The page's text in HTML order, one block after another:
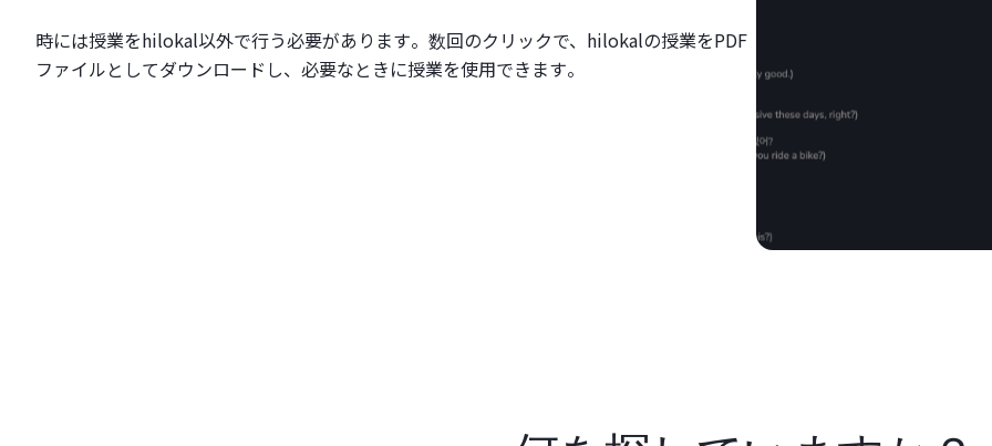
時には授業をhilokal以外で行う必要があります。数回のクリックで、hilokalの授業をPDF
ファイルとしてダウンロードし、必要なときに授業を使用できます。